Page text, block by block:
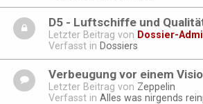
D5 - Luftschiffe und
Letzter Beitrag von Dossier-
Verfasst in Dossiers
Verbeugung vor einem
Letzter Beitrag von Zeppelin
Verfasst in Alles was nirgends